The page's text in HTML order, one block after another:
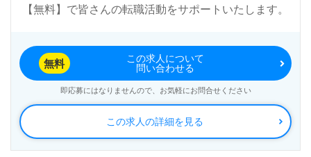
【無料】で皆さんの転職活動をサポートいたします。
この求人の詳細を見る
無料
この求人について
問い合わせる
即応募にはなりませんので、お気軽にお問合せください